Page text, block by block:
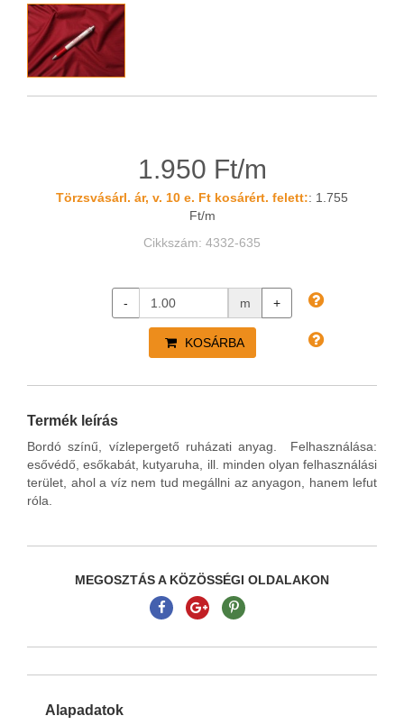
1.950 Ft/m
Törzsvásárl. ár, v. 10 e. Ft kosárért. felett:: 1.755
Ft/m
Cikkszám: 4332-635
- m +
KOSÁRBA
Termék leírás
Bordó színű, vízlepergető ruházati anyag. Felhasználása:
esővédő, esőkabát, kutyaruha, ill. minden olyan felhasználási
terület, ahol a víz nem tud megállni az anyagon, hanem lefut
róla.
MEGOSZTÁS A KÖZÖSSÉGI OLDALAKON
Alapadatok